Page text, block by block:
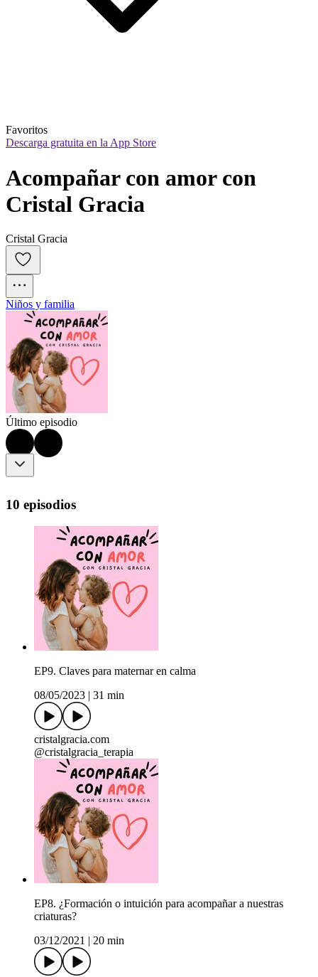
Favoritos
Descarga gratuita en la App Store
Acompañar con amor con
Cristal Gracia
Cristal Gracia
Niños y familia
Último episodio
10 episodios
EP9. Claves para maternar en calma
08/05/2023 | 31 min
cristalgracia.com
@cristalgracia_terapia
EP8. ¿Formación o intuición para acompañar a nuestras
criaturas?
03/12/2021 | 20 min